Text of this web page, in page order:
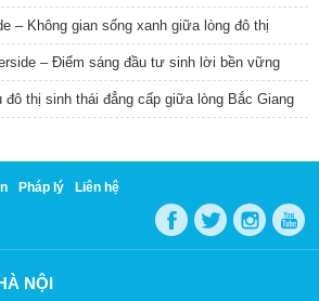
– Không gian sống xanh giữa lòng đô thị
– Điểm sáng đầu tư sinh lời bền vững
đô thị sinh thái đẳng cấp giữa lòng Bắc Giang
Pháp lý Liên hệ
NỘI